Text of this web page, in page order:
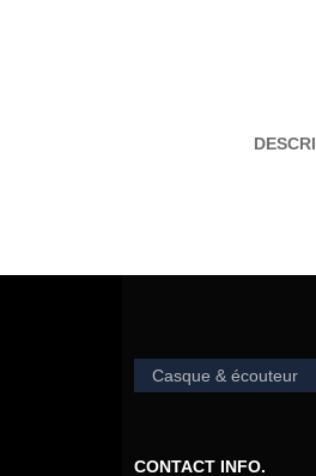
Casque & écouteur
CONTACT INFO.